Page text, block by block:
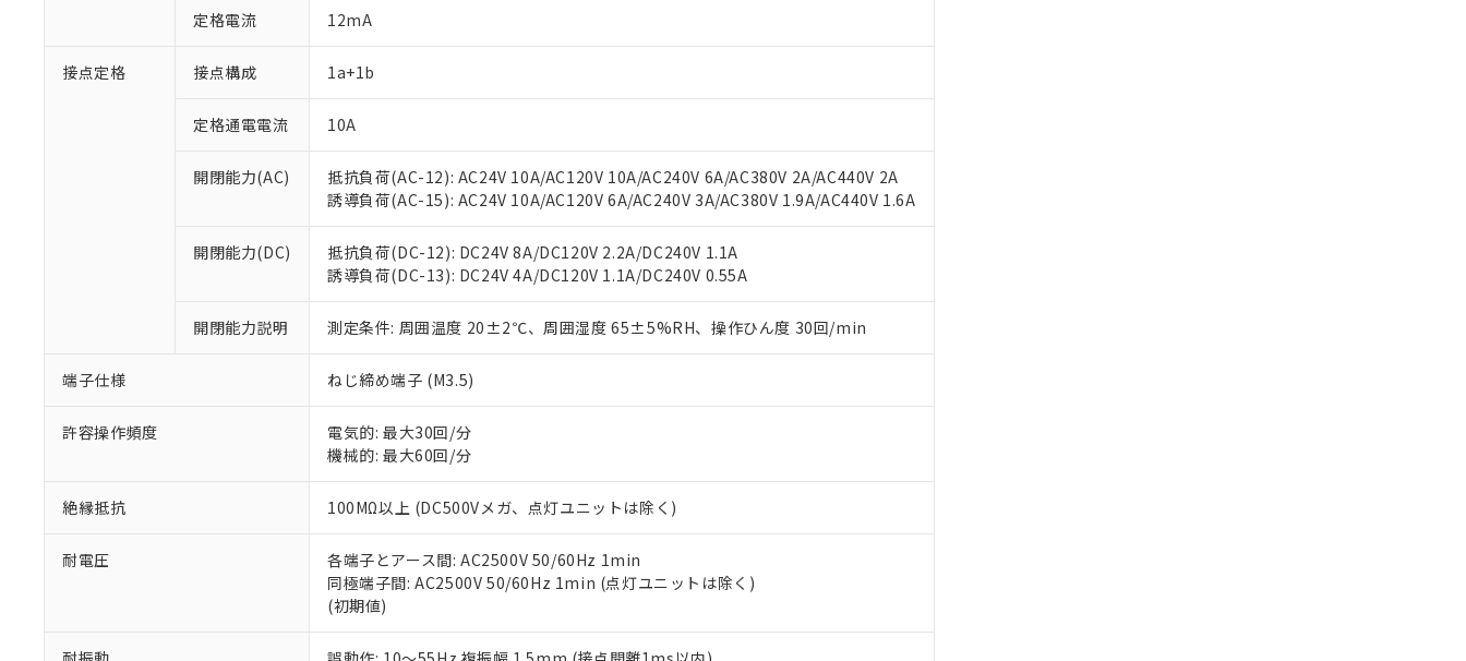
定格電流 12mA
接点定格 接点構成 1a+1b
定格通電電流 10A
開閉能力(AC)
抵抗負荷(AC-12): AC24V 10A/AC120V 10A/AC240V 6A/AC380V 2A/AC440V 2A
誘導負荷(AC-15): AC24V 10A/AC120V 6A/AC240V 3A/AC380V 1.9A/AC440V 1.6A
開閉能力(DC)
抵抗負荷(DC-12): DC24V 8A/DC120V 2.2A/DC240V 1.1A
誘導負荷(DC-13): DC24V 4A/DC120V 1.1A/DC240V 0.55A
開閉能力説明 測定条件: 周囲温度 20±2℃、周囲湿度 65±5%RH、操作ひん度 30回/min
端子仕様 ねじ締め端子 (M3.5)
許容操作頻度
電気的: 最大30回/分
機械的: 最大60回/分
絶縁抵抗 100MΩ以上 (DC500Vメガ、点灯ユニットは除く)
耐電圧
各端子とアース間: AC2500V 50/60Hz 1min
同極端子間: AC2500V 50/60Hz 1min (点灯ユニットは除く)
(初期値)
ご利用条件
以下の条件をお読みいただき、同意のうえご利用ください。
本サービスは、当社制御機器事業取扱商品の当社在庫状況および標準価格(税抜)を提供させていただ
くものです。
当社制御機器事業取扱商品の中には、本サービスの対象外となる商品もあることをご了承ください。
在庫状況および標準価格照会結果は、記載している更新日時点での社内データに基づき作成されるも
のであり、閲覧された時点での実際の在庫および標準価格とは異なる場合があることをご了承くださ
い。
正式な納期状況および標準価格はお客様のお取引先、またはお客様担当のオムロン制御機器販売店・
当社販売員にご相談ください。
オムロン制御機器販売店や当社販売拠点は「販売ネットワーク
」をご確認ください。
在庫状況および標準価格結果を当社の事前の承諾なく第三者に漏洩または開示しないようお願いしま
す。
ている必要があります。
お客様が当ウェブサイト上で当社にご登録された部品リストについて、当社および当社の共同利用者
が、当社の製品・サービスに関するお客様との取引・商談に必要な範囲で利用することをご了承くだ
さい。
※当社の共同利用者とは、"個人情報の共同利用に関して"
の「1.共同利用者の範囲」に記載されて
いる法人を指します。
対応予定なし：EU RoHS指令（10物質）の非含有に非対応の商品で、対応品を出す予定はありません。
調査・確認中：EU RoHS指令（10物質）の非含有の対応状況を調査中または確認中の商品です。
非該当品：ライセンス料など無形物で、有害物質有無と関係のない商品です。
仕入先様の事情により、非含有部品としていたものが、含有品と判明した場合などやむを得ず変更すること
があります。
鉛(Pb) 1000ppm以下、 水銀(Hg) 1000ppm以下、 カドミウム(Cd) 100ppm以下、
六価クロム(Cr(Ⅵ)) 1000ppm以下、ポリ臭化ビフェニル類(PBB) 1000ppm以下、ポリ臭化ジフェニルエーテル類(PBDE) 1000ppm以下、
フタル酸ビス(2-エチルヘキシル) (DEHP)(別名：DOP) 1000ppm以下、フタル酸ブチルベンジル（BBP） 1000ppm以下、フタル酸ジブチ
ル（DBP） 1000ppm以下、フタル酸ジイソブチル (DIBP) 1000ppm以下
但し、RoHS指令で産業用監視および制御機器に対する適用除外項目は除く。
フタル酸エステル類の４物質については閾値を超える意図的な使用がないことを確認しています。
※2 対応予定月
部品在庫の切り替え状況などにより、予定月が前後することがあります。
※3 非含有証明書ダウンロード
下記の非含有証明書をダウンロードすることができます。
EU RoHS指令（10物質）の非含有証明書
51物質の非含有証明書（当社基準）
※本証明書は発行日時点で非含有を証明するもので、過去に遡って非含有を証明するものではありません。
また、RoHS指令のフタル酸エステル類４物質の対応では、対応完了までの期間は出荷製品に未対応品が
混在することから備考欄に対応日を記載しておりました。
「○」：最大均質材料含有率が中国RoHSの基準値以下であることを示します。
「×」：最大均質材料含有率が中国RoHSの基準値を超えていることを示します。
「－」：未確認です。当社販売部門へお問い合わせください。
*中国RoHS10物質の基準値 (GB/T26572)：
Pb(鉛) :1000ppm、 Hg(水銀) : 1000ppm、 Cd(カドミウム) : 100ppm、
Cr(Ⅵ)(六価クロム) : 1000ppm、 PBBs(ポリ臭化ビフェニル類) : 1000ppm、 PBDEs(ポリ臭化ジフェニルエーテル類) : 1000ppm、
DBP(フタル酸ジブチル) : 1000ppm、 DIBP(フタル酸ジイソブチル) : 1000ppm、 BBP(フタル酸ブチルベンジル) : 1000ppm、
※2 環境保護使用期限
「ｅ」：有害物質（10物質）のすべてが基準値以下であることを示します。
「10」：通常の使用状況下において有害物質が外部に漏えいし、環境に深刻な影響を及ぼさない年数を意
味します。
「－」：未確認です。当社販売部門へお問い合わせください。
当社は、これら貴社製品のうち、外国為替および外国貿易法に定める商品（以下｢規制貨物等」とい
う）を輸出または国外への提供する場合は、日本国政府の輸出許可(または役務取引許可)を取得する
などの必要な手続きをとります。
ます。
当社は貴社製品を、核兵器、ミサイル、化学兵器、生物兵器またはその他武器並びにこれらの製造装
置等に一切使用いたしません。
当社は、貴社製品を第三者に販売する場合は、上記1、2および3の内容を当該第三者に通知します。
また当社は、販売先および販売に係わる関係者が違法に輸出するおそれがある場合は、取り引きをい
たしません。
記
号
説明
○ 一定数以上の在庫あり
△ 一定数には満たないが在庫あり
－
在庫なし(最新の在庫状況については、お客様のお取引先、またはお客様担当のオムロン制御
機器販売店・当社販売員にご確認ください)
空
白
受注生産機種、また在庫状況の情報を公開していない機種